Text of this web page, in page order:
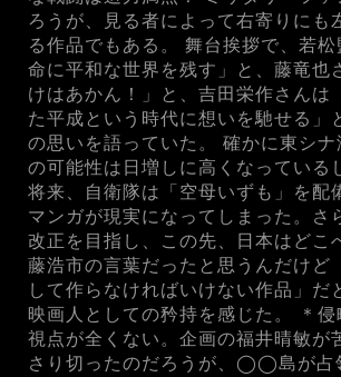
ろうが、見る者によって右寄りにも
る作品でもある。 舞台挨拶で、若
命に平和な世界を残す」と、藤竜也
けはあかん！」と、吉田栄作さんは
た平成という時代に想いを馳せる」
の思いを語っていた。 確かに東シ
の可能性は日増しに高くなっている
将来、自衛隊は「空母いずも」を配
マンガが現実になってしまった。さ
改正を目指し、この先、日本はどこ
藤浩市の言葉だったと思うんだけど
して作らなければいけない作品」だ
映画人としての矜持を感じた。 ＊
視点が全くない。企画の福井晴敏が
さり切ったのだろうが、◯◯島が占